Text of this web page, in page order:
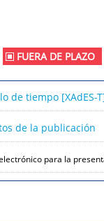
FUERA DE PLAZO
de tiempo [XAdES-
de la publicación
para la